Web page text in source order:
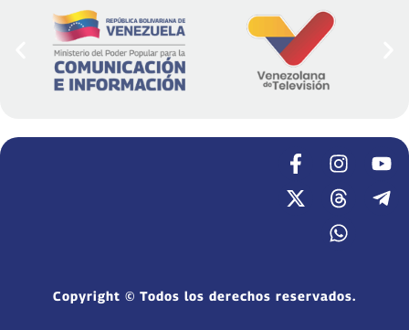
Copyright © Todos los derechos reservados.